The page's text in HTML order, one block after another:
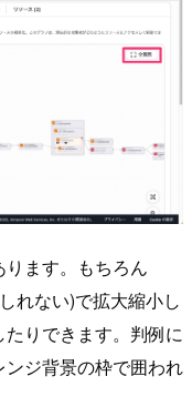
ます。もちろん
れない)で拡大縮小し
りできます。判例に
ジ背景の枠で囲われ